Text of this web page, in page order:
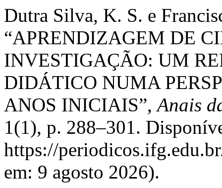
Dutra Silva, K. S. e
“APRENDIZAGEM DE
INVESTIGAÇÃO: UM
DIDÁTICO NUMA
ANOS INICIAIS”,Anais
1(1), p. 288–301.
https://
em: 9 agosto 2026).